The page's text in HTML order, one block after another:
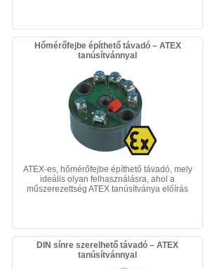
Hőmérőfejbe építhető távadó – ATEX
tanúsítvánnyal
ATEX-es, hőmérőfejbe építhető távadó, mely
ideális olyan felhasználásra, ahol a
műszerezettség ATEX tanúsítványa előírás
DIN sínre szerelhető távadó – ATEX
tanúsítvánnyal